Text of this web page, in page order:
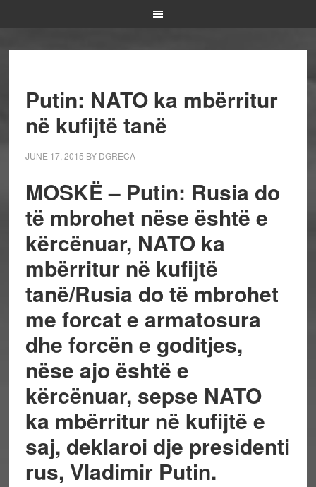
Putin: NATO ka mbërritur
në kufijtë tanë
JUNE 17, 2015 BY DGRECA
MOSKË – Putin: Rusia do
të mbrohet nëse është e
kërcënuar, NATO ka
mbërritur në kufijtë
tanë/Rusia do të mbrohet
me forcat e armatosura
dhe forcën e goditjes,
nëse ajo është e
kërcënuar, sepse NATO
ka mbërritur në kufijtë e
saj, deklaroi dje presidenti
rus, Vladimir Putin.